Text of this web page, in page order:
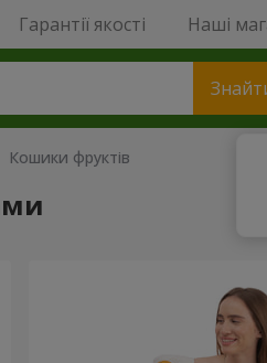
Гарантії якості Наші
фруктів